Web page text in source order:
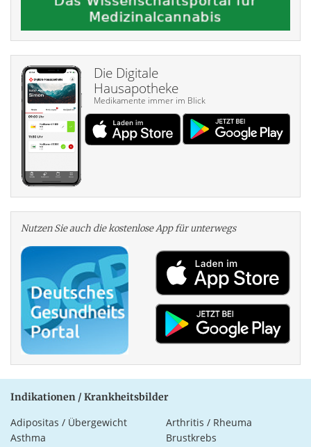
Die Digitale
Hausapotheke
Medikamente immer im Blick
Nutzen Sie auch die kosten­lose App für unterwegs
Indikationen / Krankheitsbilder
Adipositas / Übergewicht
Arthritis / Rheuma
Asthma
Brustkrebs